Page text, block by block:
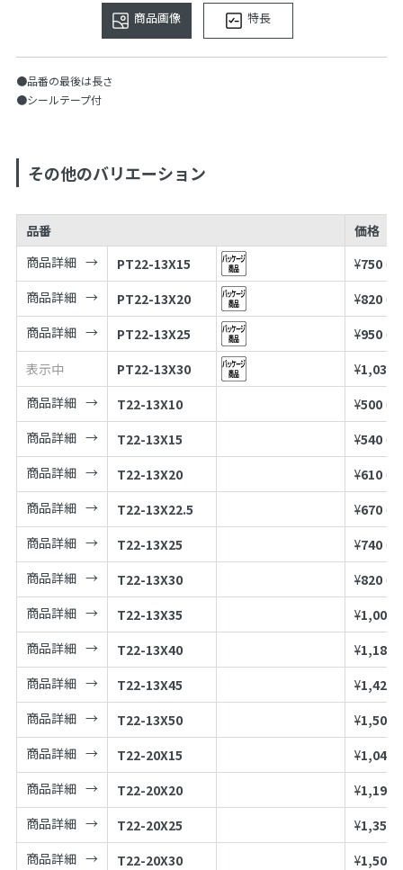
商品画像 特長
●品番の最後は長さ
●シールテープ付
その他のバリエーション
品番
価格
商品詳細
PT22-13X15 ¥750 (
商品詳細
PT22-13X20 ¥820 (
商品詳細
PT22-13X25 ¥950 (
表示中
PT22-13X30 ¥1,030
商品詳細
T22-13X10 ¥500 (
商品詳細
T22-13X15 ¥540 (
商品詳細
T22-13X20 ¥610 (
商品詳細
T22-13X22.5 ¥670 (
商品詳細
T22-13X25 ¥740 (
商品詳細
T22-13X30 ¥820 (
商品詳細
T22-13X35 ¥1,000
商品詳細
T22-13X40 ¥1,180
商品詳細
T22-13X45 ¥1,420
商品詳細
T22-13X50 ¥1,500
商品詳細
T22-20X15 ¥1,040
商品詳細
T22-20X20 ¥1,190
商品詳細
T22-20X25 ¥1,350
商品詳細
T22-20X30 ¥1,500